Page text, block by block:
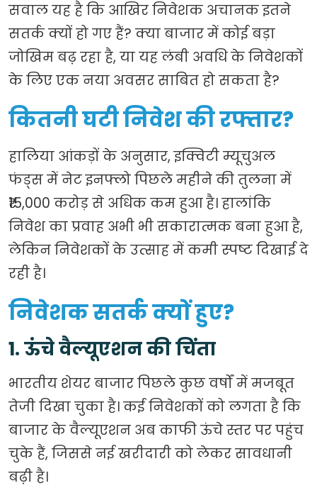
सवाल यह है कि आखिर निवेशक अचानक इतने
सतर्क क्यों हो गए हैं? क्या बाजार में कोई बड़ा
जोखिम बढ़ रहा है, या यह लंबी अवधि के निवेशकों
के लिए एक नया अवसर साबित हो सकता है?
कितनी घटी निवेश की रफ्तार?
हालिया आंकड़ों के अनुसार, इक्विटी म्यूचुअल
फंड्स में नेट इनफ्लो पिछले महीने की तुलना में
₹15,000 करोड़ से अधिक कम हुआ है। हालांकि
निवेश का प्रवाह अभी भी सकारात्मक बना हुआ है,
लेकिन निवेशकों के उत्साह में कमी स्पष्ट दिखाई दे
रही है।
निवेशक सतर्क क्यों हुए?
1. ऊंचे वैल्यूएशन की चिंता
भारतीय शेयर बाजार पिछले कुछ वर्षों में मजबूत
तेजी दिखा चुका है। कई निवेशकों को लगता है कि
बाजार के वैल्यूएशन अब काफी ऊंचे स्तर पर पहुंच
चुके हैं, जिससे नई खरीदारी को लेकर सावधानी
बढ़ी है।